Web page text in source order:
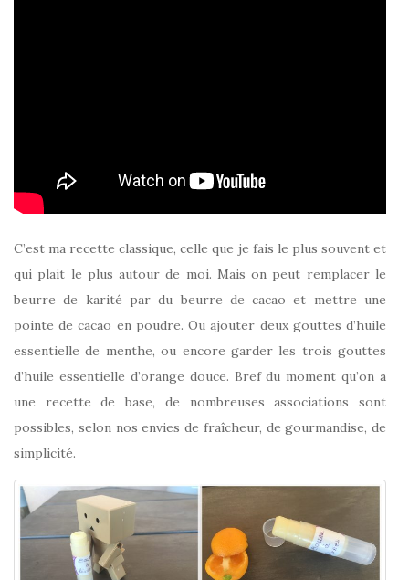
C’est ma recette classique, celle que je fais le plus souvent et
qui plait le plus autour de moi. Mais on peut remplacer le
beurre de karité par du beurre de cacao et mettre une
pointe de cacao en poudre. Ou ajouter deux gouttes d’huile
essentielle de menthe, ou encore garder les trois gouttes
d’huile essentielle d’orange douce. Bref du moment qu’on a
une recette de base, de nombreuses associations sont
possibles, selon nos envies de fraîcheur, de gourmandise, de
simplicité.